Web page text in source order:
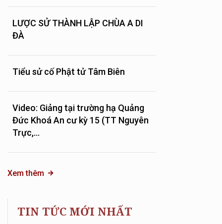
LƯỢC SỬ THÀNH LẬP CHÙA A DI
ĐÀ
Tiểu sử cố Phật tử Tâm Biên
Video: Giảng tại trường hạ Quảng
Đức Khoá An cư kỳ 15 (TT Nguyên
Trực,...
Xem thêm
TIN TỨC MỚI NHẤT